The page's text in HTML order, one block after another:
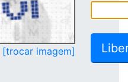
[trocar imagem]